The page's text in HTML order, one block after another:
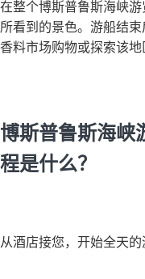
在整个博斯普鲁斯海峡
所看到的景色。游船结
香料市场购物或探索该
博斯普鲁斯海峡
程是什么？
从酒店接您，开始全天的